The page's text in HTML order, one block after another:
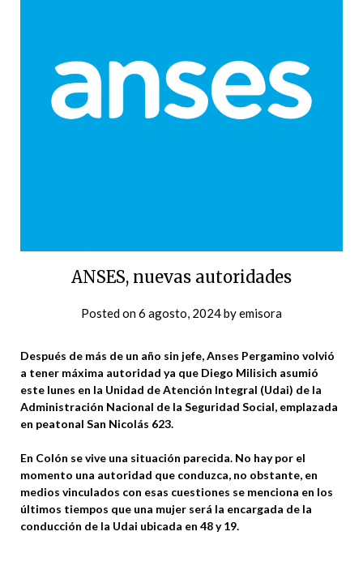
ANSES, nuevas autoridades
Posted on6 agosto, 2024byemisora
Después de más de un año sin jefe, Anses Pergamino volvió
a tener máxima autoridad ya que Diego Milisich asumió
este lunes en la Unidad de Atención Integral (Udai) de la
Administración Nacional de la Seguridad Social, emplazada
en peatonal San Nicolás 623.
En Colón se vive una situación parecida. No hay por el
momento una autoridad que conduzca, no obstante, en
medios vinculados con esas cuestiones se menciona en los
últimos tiempos que una mujer será la encargada de la
conducción de la Udai ubicada en 48 y 19.